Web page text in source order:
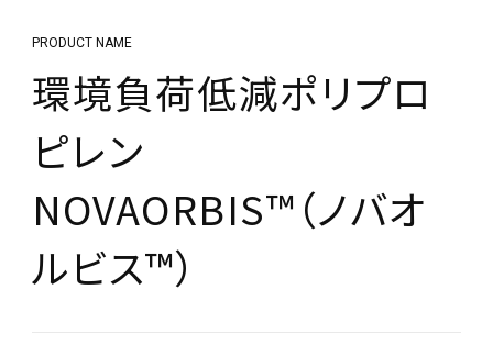
PRODUCT NAME
環境負荷低減ポリプロ
ピレン
NOVAORBIS™（ノバオ
ルビス™）